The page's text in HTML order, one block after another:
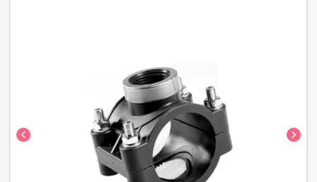
chevron_left chevron_right